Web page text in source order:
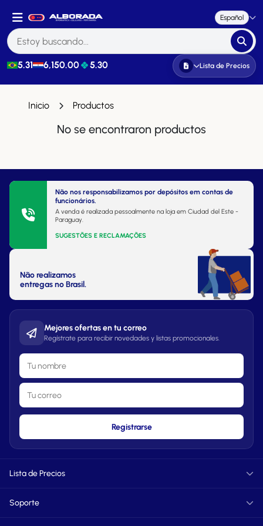
Español
5.31 6,150.00 5.30 Lista de Precios
Inicio Productos
No se encontraron productos
Não nos responsabilizamos por depósitos em contas de
funcionários.
A venda é realizada pessoalmente na loja em Ciudad del Este -
Paraguay.
SUGESTÕES E RECLAMAÇÕES
Não realizamos
entregas no Brasil.
Mejores ofertas en tu correo
Regístrate para recibir novedades y listas promocionales.
Registrarse
Lista de Precios
Soporte